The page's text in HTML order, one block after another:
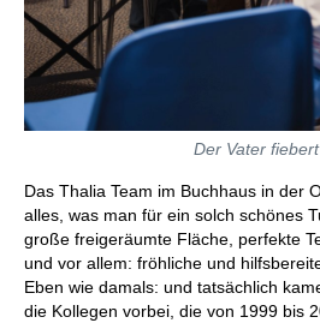
Der Vater
Das Thalia Team im Buchhaus in der
alles, was man für ein solch schönes
große freigeräumte Fläche, perfekte
und vor allem: fröhliche und
Eben wie damals: und tatsächlich
die Kollegen vorbei, die von 1999 bis